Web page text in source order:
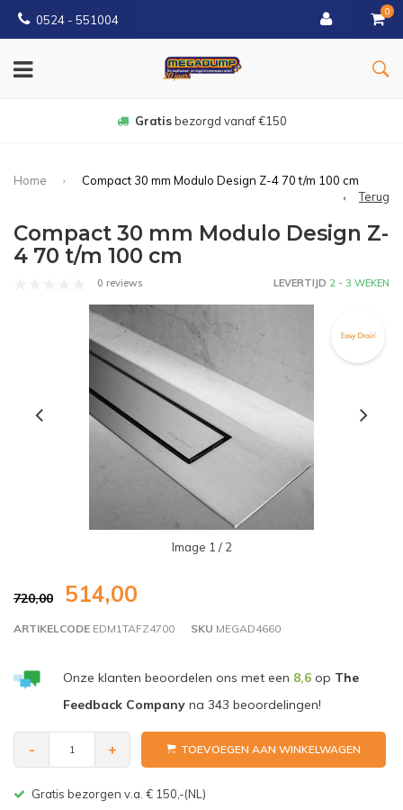
0524 - 551004
0
Gratisbezorgd vanaf €150
Home
Compact 30 mm Modulo Design Z-4 70 t/m 100 cm
Terug
Compact 30 mm Modulo Design Z-
4 70 t/m 100 cm
0 reviews LEVERTIJD 2 - 3 WEKEN
Image 1 / 2
720,00 514,00
ARTIKELCODE EDM1TAFZ4700 SKU MEGAD4660
Onze klanten beoordelen ons met een 8,6op The
Feedback Companyna 343 beoordelingen!
- + TOEVOEGEN AAN WINKELWAGEN
Gratis bezorgen v.a. € 150,-(NL)